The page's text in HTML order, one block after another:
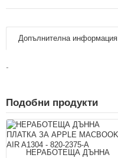
Допълнителна информация
-
Подобни продукти
НЕРАБОТЕЩА ДЪННА